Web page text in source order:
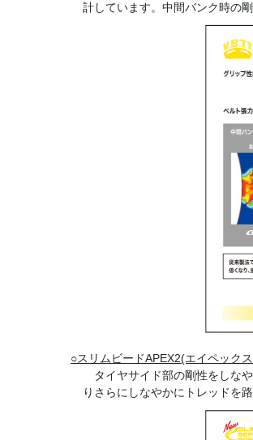
計しています。中間バンク時の
○スリムビードAPEX2(エイペック
タイヤサイド部の剛性をしな
りさらにしなやかにトレッドを